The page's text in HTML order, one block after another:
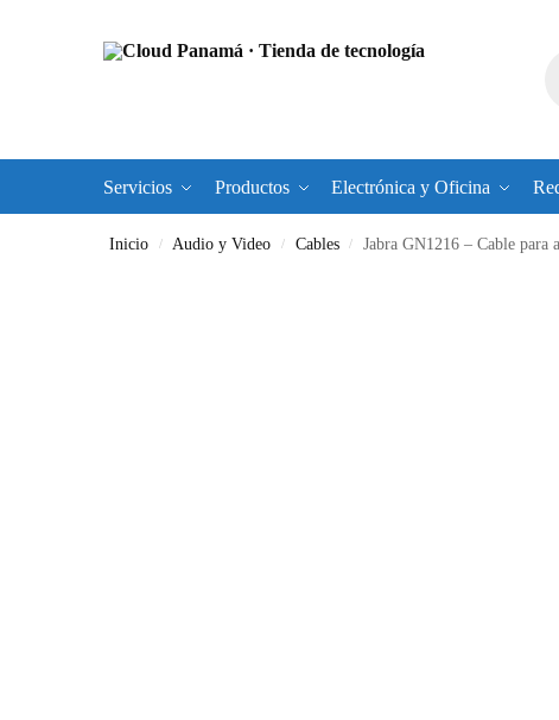
Servicios Productos Electrónica y Oficina
Inicio / Audio y Video / Cables / Jabra GN1216 – Cable para